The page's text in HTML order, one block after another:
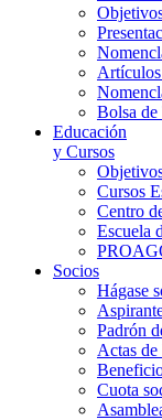
Bolsa de
Educación
y Cursos
Cursos
Centro
Escuela
Socios
Hágase
Padrón
Actas
Cuota